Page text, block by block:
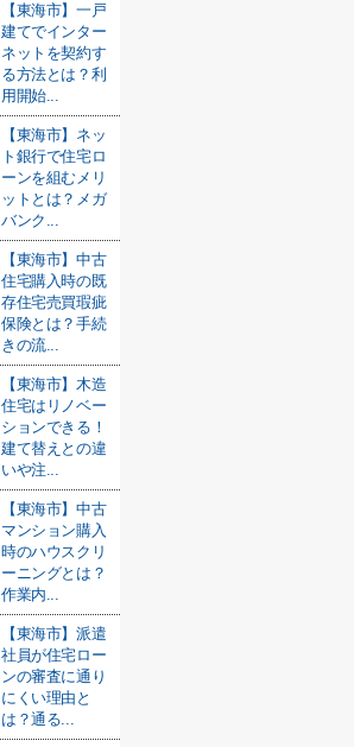
【東海市】一戸
建てでインター
ネットを契約す
る方法とは？利
用開始...
【東海市】ネッ
ト銀行で住宅ロ
ーンを組むメリ
ットとは？メガ
バンク...
【東海市】中古
住宅購入時の既
存住宅売買瑕疵
保険とは？手続
きの流...
【東海市】木造
住宅はリノベー
ションできる！
建て替えとの違
いや注...
【東海市】中古
マンション購入
時のハウスクリ
ーニングとは？
作業内...
【東海市】派遣
社員が住宅ロー
ンの審査に通り
にくい理由と
は？通る...